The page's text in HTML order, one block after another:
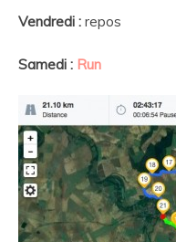
Vendredi : repos
Samedi : Run